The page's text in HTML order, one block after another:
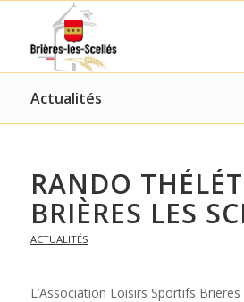
Actualités
RANDO
BRIÈRES LES
ACTUALITÉS
L’Association Loisirs Sportifs